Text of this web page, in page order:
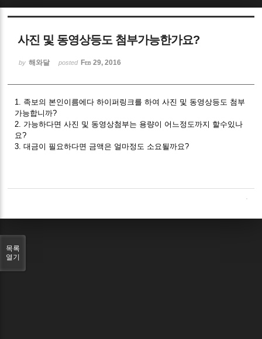
사진 및 동영상등도 첨부가능한가요?
by 해와달 posted Feb 29, 2016
1. 족보의 본인이름에다 하이퍼링크를 하여 사진 및 동영상등도 첨부
가능합니까?
2. 가능하다면 사진 및 동영상첨부는 용량이 어느정도까지 할수있나
요?
3. 대금이 필요하다면 금액은 얼마정도 소요될까요?
목록
열기
Sketchbook5, 스케치북5
Sketchbook5, 스케치북5